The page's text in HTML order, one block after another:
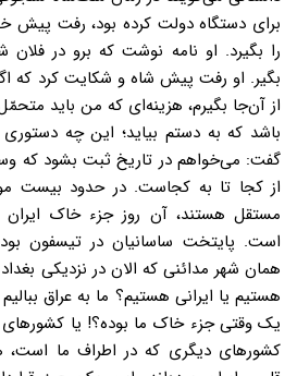
برای دستگاه دولت کرده بود، رفت پیش
را بگیرد. او نامه نوشت که برو در فلان
بگیر. او رفت پیش شاه و شکایت کرد که
از آن‌جا بگیرم، هزینه‌ای که من باید
باشد که به دستم بیاید؛ این چه
گفت: می‌خواهم در تاریخ ثبت بشود که
از کجا تا به کجاست. در حدود بیست‌
مستقل هستند، آن روز جزء خاک ایران
است. پایتخت ساسانیان در تیسفون
همان شهر مدائنی که الان در نزدیکی
هستیم یا ایرانی هستیم؟ ما به عراق
یک وقتی جزء خاک ما بوده؟! یا کشورهای
کشورهای دیگری که در اطراف ما